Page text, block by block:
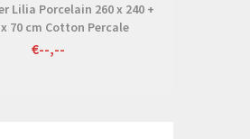
Lilia Porcelain 260 x 240 +
x 70 cm Cotton Percale
€--,--